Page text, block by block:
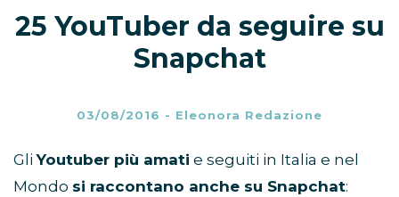
25 YouTuber da seguire su
Snapchat
03/08/2016 - Eleonora Redazione
GliYoutuber più amati e seguiti in Italia e nel
Mondo si raccontano anche su Snapchat: